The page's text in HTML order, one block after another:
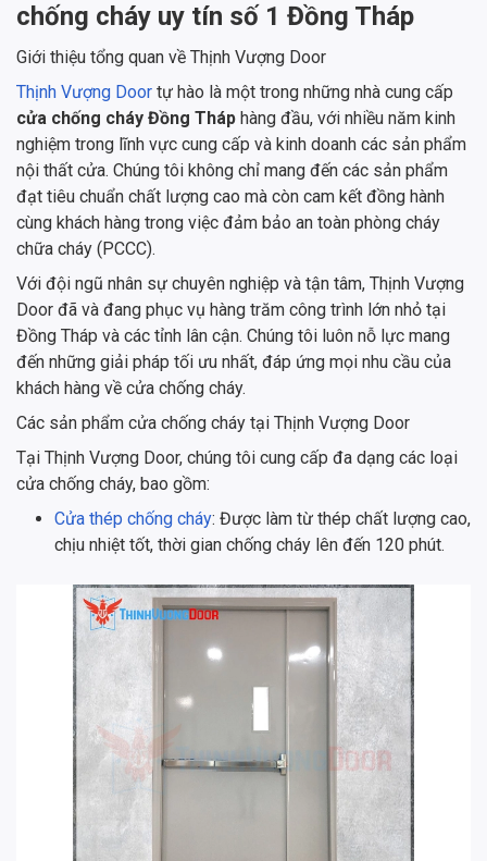
chống cháy uy tín số 1 Đồng Tháp
Giới thiệu tổng quan về Thịnh Vượng Door
Thịnh Vượng Door tự hào là một trong những nhà cung cấp
cửa chống cháy Đồng Tháp hàng đầu, với nhiều năm kinh
nghiệm trong lĩnh vực cung cấp và kinh doanh các sản phẩm
nội thất cửa. Chúng tôi không chỉ mang đến các sản phẩm
đạt tiêu chuẩn chất lượng cao mà còn cam kết đồng hành
cùng khách hàng trong việc đảm bảo an toàn phòng cháy
chữa cháy (PCCC).
Với đội ngũ nhân sự chuyên nghiệp và tận tâm, Thịnh Vượng
Door đã và đang phục vụ hàng trăm công trình lớn nhỏ tại
Đồng Tháp và các tỉnh lân cận. Chúng tôi luôn nỗ lực mang
đến những giải pháp tối ưu nhất, đáp ứng mọi nhu cầu của
khách hàng về cửa chống cháy.
Các sản phẩm cửa chống cháy tại Thịnh Vượng Door
Tại Thịnh Vượng Door, chúng tôi cung cấp đa dạng các loại
cửa chống cháy, bao gồm:
Cửa thép chống cháy: Được làm từ thép chất lượng cao,
chịu nhiệt tốt, thời gian chống cháy lên đến 120 phút.